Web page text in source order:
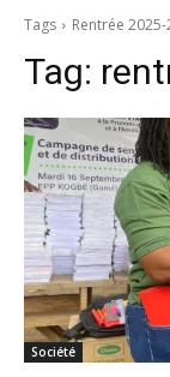
Tags Rentrée
Tag:
Société